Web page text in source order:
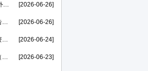
[2026-06-26]
[2026-06-26]
[2026-06-24]
[2026-06-23]